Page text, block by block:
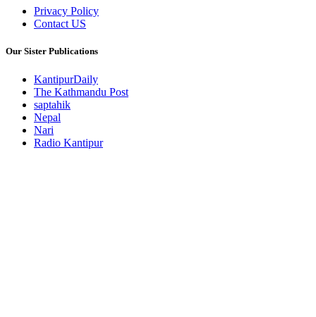
Privacy Policy
Contact US
Our Sister Publications
KantipurDaily
The Kathmandu Post
saptahik
Nepal
Nari
Radio Kantipur